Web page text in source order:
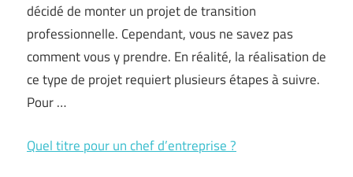
décidé de monter un projet de transition
professionnelle. Cependant, vous ne savez pas
comment vous y prendre. En réalité, la réalisation de
ce type de projet requiert plusieurs étapes à suivre.
Pour …
Quel titre pour un chef d’entreprise ?